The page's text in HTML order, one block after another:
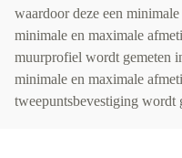
waardoor deze een
minimale en maximale
muurprofiel wordt gemeten
minimale en maximale
tweepuntsbevestiging wordt